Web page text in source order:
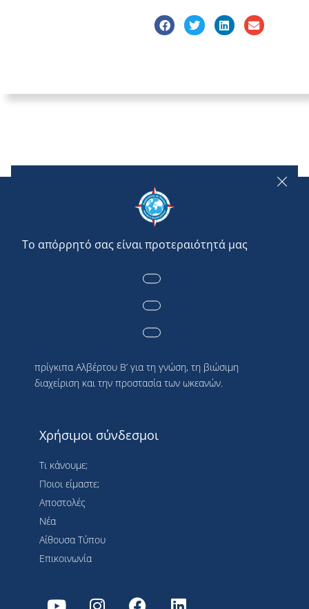
Η Société des Explorations de Monaco είναι
πρίγκιπα Αλβέρτου Β’ για τη γνώση, τη βιώσιμη
διαχείριση και την προστασία των ωκεανών.
Χρήσιμοι σύνδεσμοι
Τι κάνουμε;
Ποιοι είμαστε;
Αποστολές
Νέα
Αίθουσα Τύπου
Επικοινωνία